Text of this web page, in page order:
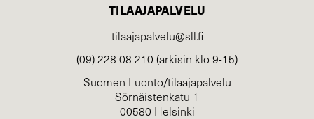
TILAAJAPALVELU
tilaajapalvelu@sll.fi
(09) 228 08 210 (arkisin klo 9-15)
Suomen Luonto/tilaajapalvelu
Sörnäistenkatu 1
00580 Helsinki